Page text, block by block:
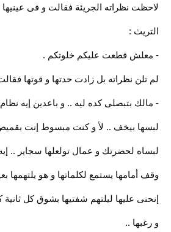
لاحظت نظراته الجريئة فقالت و فى
التريث :
- معلش قطعت عليكم خلوتكم .
لم تلن نظراته بل زادت حدتها و قوتها
- مالك بتبصلى كده ليه .. و باعدين إيه
لبسها بيخف .. ﻷ و كنت مبسوط إنت
لبساه لحضرتك و عمال تولعلها سجاير ..
وقف أمامها يستمع لكلماتها و هو يلتهمها
إنحنى عليها ليلتهم شفتيها بشوق كل ثانية
و رغبها ..